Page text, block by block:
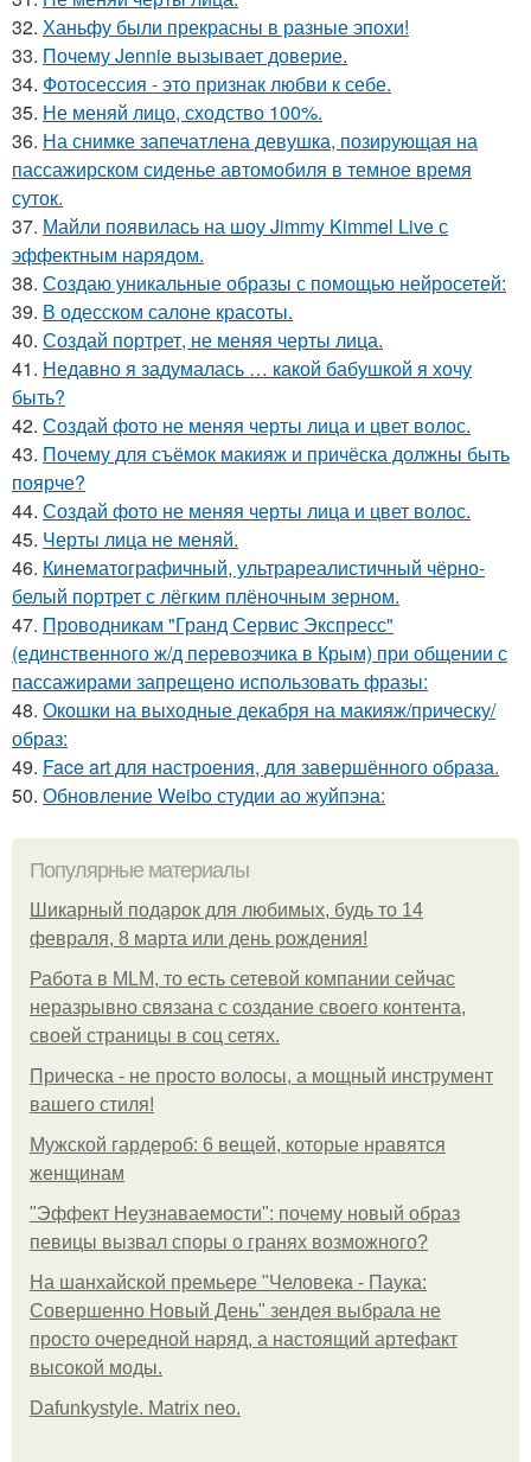
32. Ханьфу были прекрасны в разные эпохи!
33. Почему Jennie вызывает доверие.
34. Фотосессия - это признак любви к себе.
35. Не меняй лицо, сходство 100%.
36. На снимке запечатлена девушка, позирующая на
пассажирском сиденье автомобиля в темное время
суток.
37. Майли появилась на шоу Jimmy Kimmel Live с
эффектным нарядом.
38. Создаю уникальные образы с помощью нейросетей:
39. В одесском салоне красоты.
40. Создай портрет, не меняя черты лица.
41. Недавно я задумалась … какой бабушкой я хочу
быть?
42. Создай фото не меняя черты лица и цвет волос.
43. Почему для съёмок макияж и причёска должны быть
поярче?
44. Создай фото не меняя черты лица и цвет волос.
45. Черты лица не меняй.
46. Кинематографичный, ультрареалистичный чёрно-
белый портрет с лёгким плёночным зерном.
47. Проводникам "Гранд Сервис Экспресс"
(единственного ж/д перевозчика в Крым) при общении с
пассажирами запрещено использовать фразы:
48. Окошки на выходные декабря на макияж/прическу/
образ:
49. Face art для настроения, для завершённого образа.
50. Обновление Weibo студии ао жуйпэна:
Популярные материалы
Шикарный подарок для любимых, будь то 14
февраля, 8 марта или день рождения!
Работа в MLM, то есть сетевой компании сейчас
неразрывно связана с создание своего контента,
своей страницы в соц сетях.
Прическа - не просто волосы, а мощный инструмент
вашего стиля!
Мужской гардероб: 6 вещей, которые нравятся
женщинам
"Эффект Неузнаваемости": почему новый образ
певицы вызвал споры о гранях возможного?
На шанхайской премьере "Человека - Паука:
Совершенно Новый День" зендея выбрала не
просто очередной наряд, а настоящий артефакт
высокой моды.
Dafunkystyle. Matrix neo.